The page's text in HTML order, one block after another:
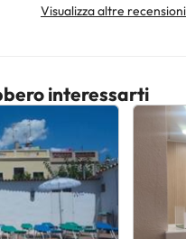
Visualizza altre recensioni
interessarti